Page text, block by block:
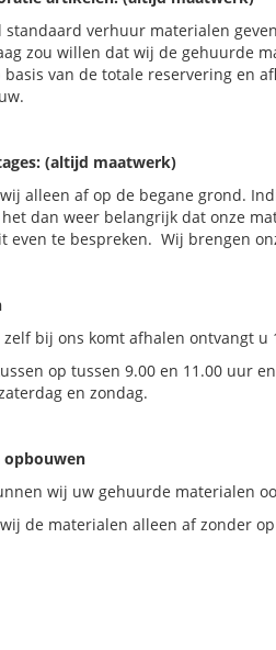
standaard verhuur materialen
zou willen dat wij de gehuurde
van de totale reservering en
(altijd maatwerk)
alleen af op de begane grond.
dan weer belangrijk dat onze
even te bespreken. Wij brengen
bij ons komt afhalen ontvangt u
op tussen 9.00 en 11.00 uur
en zondag.
opbouwen
wij uw gehuurde materialen
de materialen alleen af zonder